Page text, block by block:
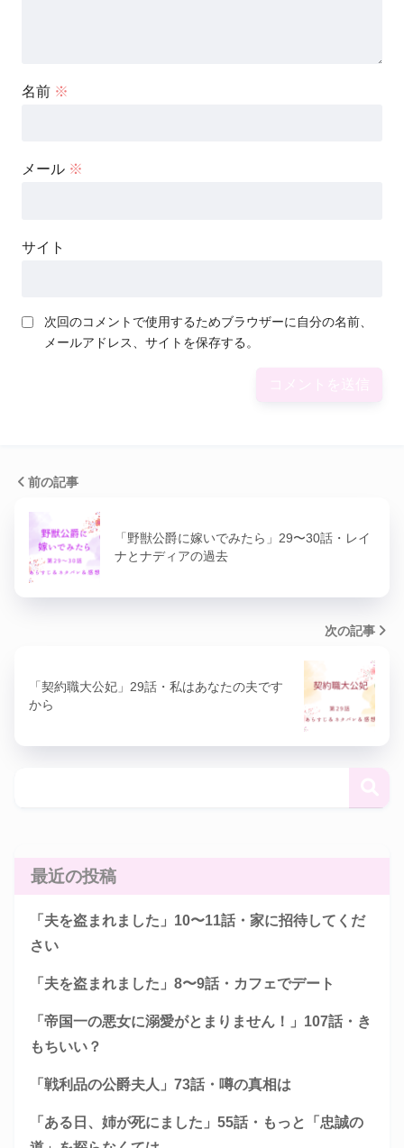
名前 ※
メール ※
サイト
次回のコメントで使用するためブラウザーに自分の名前、
メールアドレス、サイトを保存する。
前の記事
「野獣公爵に嫁いでみたら」29〜30話・レイ
ナとナディアの過去
次の記事
「契約職大公妃」29話・私はあなたの夫です
から
最近の投稿
「夫を盗まれました」10〜11話・家に招待してくだ
さい
「夫を盗まれました」8〜9話・カフェでデート
「帝国一の悪女に溺愛がとまりません！」107話・き
もちいい？
「戦利品の公爵夫人」73話・噂の真相は
「ある日、姉が死にました」55話・もっと「忠誠の